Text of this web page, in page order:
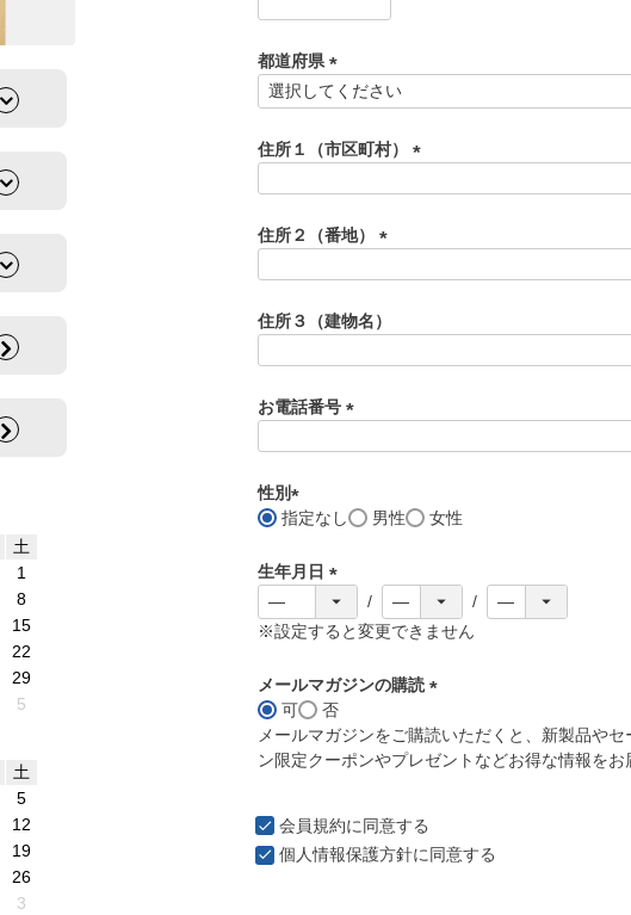
土
1
8
15
22
29
5
土
5
12
19
26
3
須
)
都道府県
(
須
)
住所１（市区町村）
)
住所２（番地）
須
)
住所３（建物名）
お電話番号
)
性別
(
須
指定なし 男性 女性
生年月日
(
必
)
※設定すると変更できません
メールマガジンの購読
必
須
可
否
メールマガジンをご購読いただくと、新製品や
ン限定クーポンやプレゼントなどお得な情報をお
会員規約に同意する
個人情報保護方針に同意する